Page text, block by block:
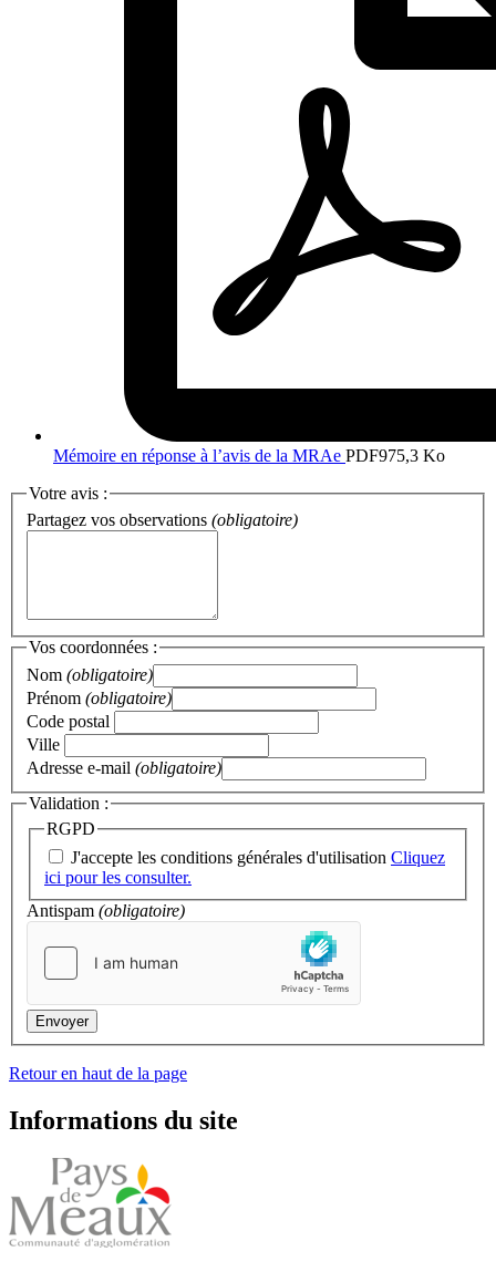
Mémoire en réponse à l’avis de la MRAe PDF975,3 Ko
Votre avis :
Partagez vos observations (obligatoire)
Vos coordonnées :
Nom (obligatoire)
Prénom (obligatoire)
Code postal
Ville
Adresse e-mail (obligatoire)
Validation :
RGPD
J'accepte les conditions générales d'utilisation Cliquez
ici pour les consulter.
Antispam (obligatoire)
Envoyer
Retour en haut de la page
Informations du site